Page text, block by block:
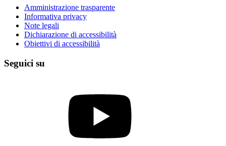
Amministrazione trasparente
Informativa privacy
Note legali
Dichiarazione di accessibilità
Obiettivi di accessibilità
Seguici su